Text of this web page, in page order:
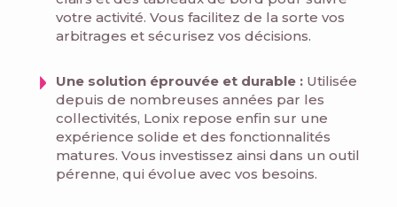
votre activité. Vous facilitez de la sorte vos
arbitrages et sécurisez vos décisions.
Une solution éprouvée et durable : Utilisée
depuis de nombreuses années par les
collectivités, Lonix repose enfin sur une
expérience solide et des fonctionnalités
matures. Vous investissez ainsi dans un outil
pérenne, qui évolue avec vos besoins.